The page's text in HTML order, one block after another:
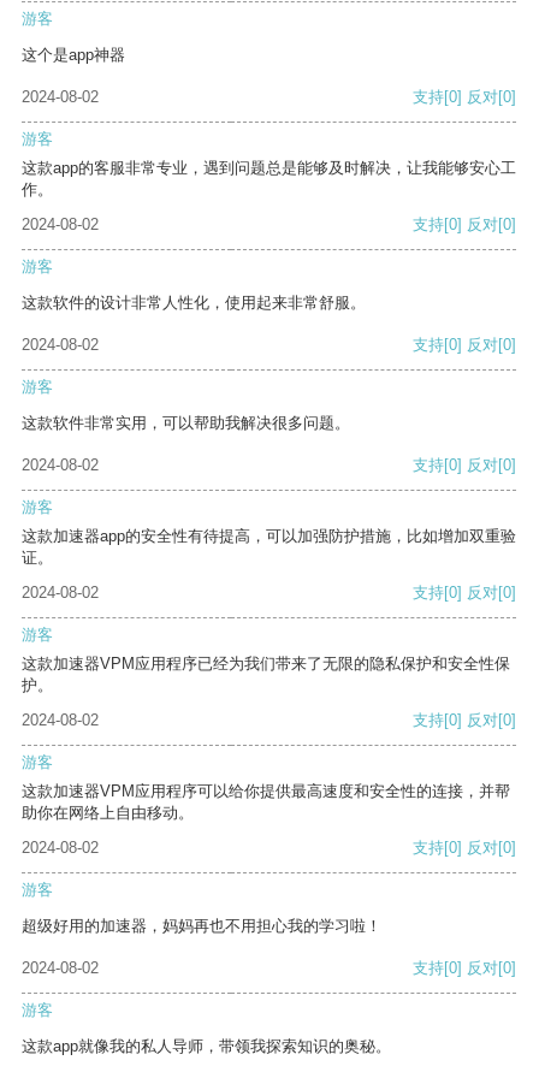
游客
这个是app神器
2024-08-02 支持[0] 反对[0]
游客
这款app的客服非常专业，遇到问题总是能够及时解决，让我能够安心工
作。
2024-08-02
支持[0] 反对[0]
游客
这款软件的设计非常人性化，使用起来非常舒服。
2024-08-02 支持[0] 反对[0]
游客
这款软件非常实用，可以帮助我解决很多问题。
2024-08-02 支持[0] 反对[0]
游客
这款加速器app的安全性有待提高，可以加强防护措施，比如增加双重验
证。
2024-08-02
支持[0] 反对[0]
游客
这款加速器VPM应用程序已经为我们带来了无限的隐私保护和安全性保
护。
2024-08-02
支持[0] 反对[0]
游客
这款加速器VPM应用程序可以给你提供最高速度和安全性的连接，并帮
助你在网络上自由移动。
2024-08-02
支持[0] 反对[0]
游客
超级好用的加速器，妈妈再也不用担心我的学习啦！
2024-08-02 支持[0] 反对[0]
游客
这款app就像我的私人导师，带领我探索知识的奥秘。